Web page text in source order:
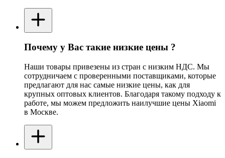
Почему у Вас такие низкие цены ?
Наши товары привезены из стран с низким НДС. Мы
сотрудничаем с проверенными поставщиками, которые
предлагают для нас самые низкие цены, как для
крупных оптовых клиентов. Благодаря такому подходу к
работе, мы можем предложить наилучшие цены Xiaomi
в Москве.